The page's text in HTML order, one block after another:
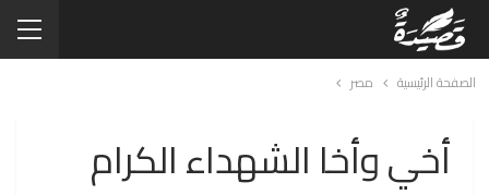
الصفحة الرئيسية مصر
أخي وأخا الشهداء الكرام